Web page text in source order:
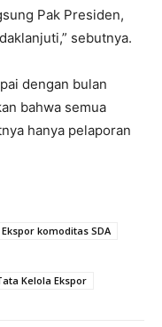
Pak Presiden,
sebutnya.
dengan bulan
bahwa semua
hanya pelaporan
Ekspor komoditas SDA
Kelola Ekspor